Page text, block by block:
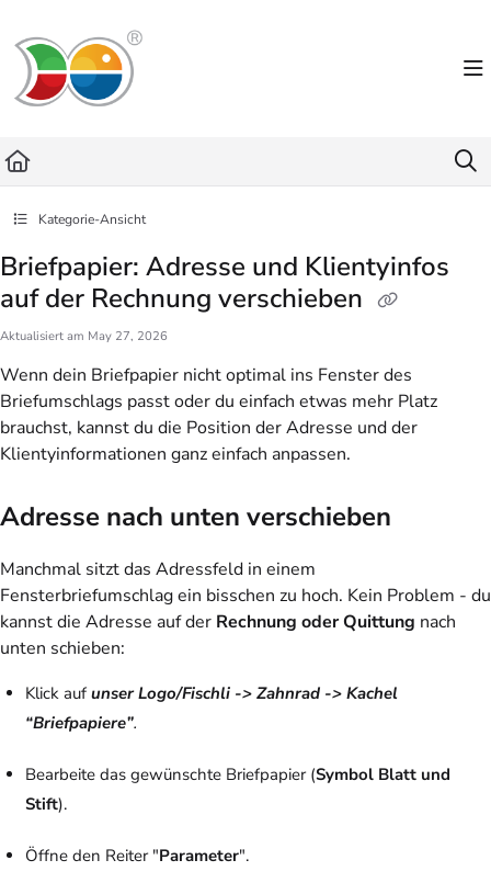
Fetch the complete documentation index at:
Use this file to discover all available pages before exploring further.
Kategorie-Ansicht
Briefpapier: Adresse und Klientyinfos
auf der Rechnung verschieben
Aktualisiert am May 27, 2026
Wenn dein Briefpapier nicht optimal ins Fenster des
Briefumschlags passt oder du einfach etwas mehr Platz
brauchst, kannst du die Position der Adresse und der
Klientyinformationen ganz einfach anpassen.
Adresse nach unten verschieben
Manchmal sitzt das Adressfeld in einem
Fensterbriefumschlag ein bisschen zu hoch. Kein Problem - du
kannst die Adresse auf der Rechnung oder Quittung nach
unten schieben:
Klick auf unser Logo/Fischli -> Zahnrad -> Kachel
“Briefpapiere”.
Bearbeite das gewünschte Briefpapier (Symbol Blatt und
Stift).
Öffne den Reiter "Parameter".